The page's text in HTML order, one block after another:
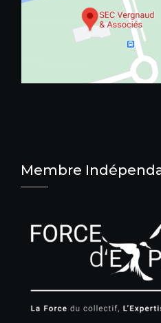
Membre